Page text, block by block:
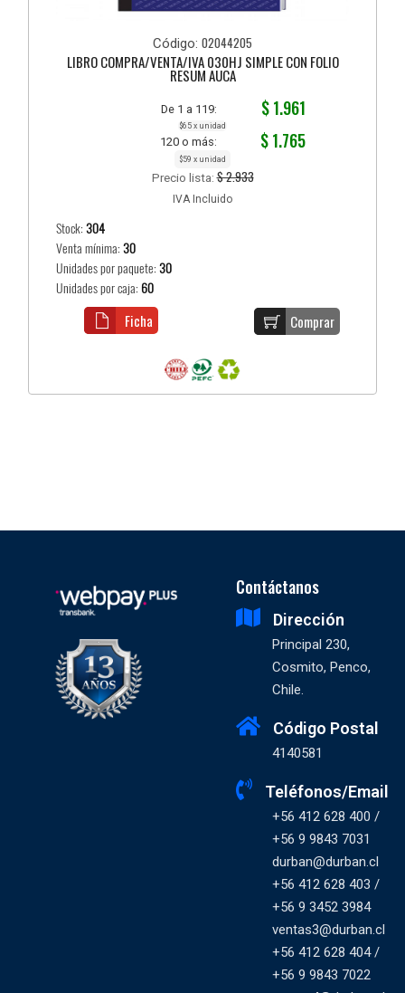
Código: 02044205
LIBRO COMPRA/VENTA/IVA 030HJ SIMPLE CON FOLIO
RESUM AUCA
De 1 a 119: $ 1.961
$65 x unidad
120 o más: $ 1.765
$59 x unidad
Precio lista:$ 2.933
IVA Incluido
Stock:304
Venta mínima:30
Unidades por paquete:30
Unidades por caja: 60
Comprar
Ficha
Contáctanos
Dirección
Principal 230,
Cosmito, Penco,
Chile.
Código Postal
4140581
Teléfonos/Email
+56 412 628 400 /
+56 9 9843 7031
durban@durban.cl
+56 412 628 403 /
+56 9 3452 3984
ventas3@durban.cl
+56 412 628 404 /
+56 9 9843 7022